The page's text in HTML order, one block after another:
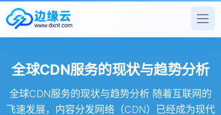
全球CDN服务的现状与趋势分析
全球CDN服务的现状与趋势分析 随着互联网的
飞速发展，内容分发网络（CDN）已经成为现代